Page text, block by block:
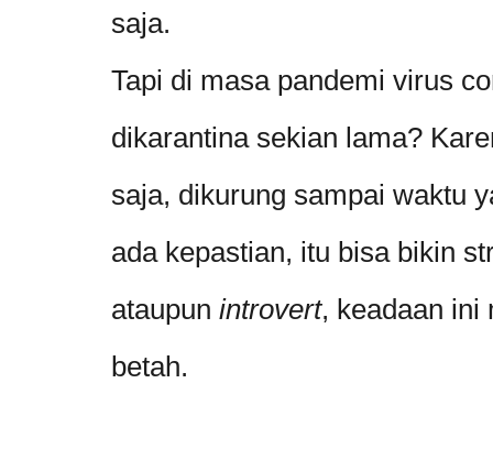
saja.
Tapi di masa pandemi virus
dikarantina sekian lama?
saja, dikurung sampai waktu
ada kepastian, itu bisa bikin
ataupun introvert, keadaan ini
betah.